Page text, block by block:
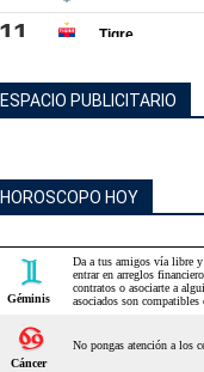
ESPACIO PUBLICITARIO
HOROSCOPO HOY